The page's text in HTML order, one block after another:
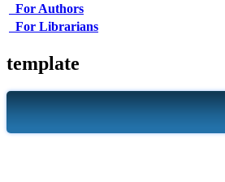
For Authors
For Librarians
template